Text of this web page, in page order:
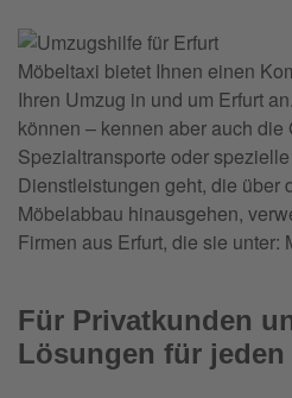
Möbeltaxi bietet Ihnen einen
Ihren Umzug in und um Erfurt
können – kennen aber auch die
Spezialtransporte oder
Dienstleistungen geht, die über
Möbelabbau hinausgehen,
Firmen aus Erfurt, die sie unter:
Für Privatkunden
Lösungen für jeden